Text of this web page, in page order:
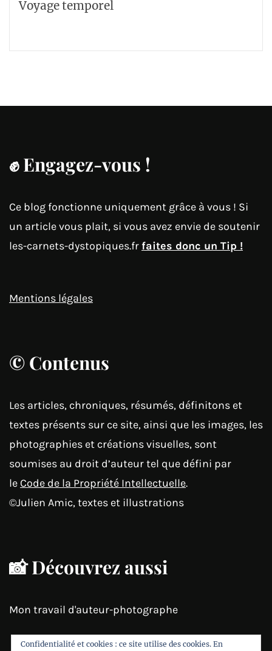
Voyage temporel
✊Engagez-vous !
Ce blog fonctionne uniquement grâce à vous ! Si
un article vous plait, si vous avez envie de soutenir
les-carnets-dystopiques.fr faites donc un Tip !
Mentions légales
© Contenus
Les articles, chroniques, résumés, définitons et
textes présents sur ce site, ainsi que les images, les
photographies et créations visuelles, sont
soumises au droit d’auteur tel que défini par
le Code de la Propriété Intellectuelle.
©Julien Amic, textes et illustrations
📸 Découvrez aussi
Mon travail d'auteur-photographe
Confidentialité et cookies : ce site utilise des cookies. En